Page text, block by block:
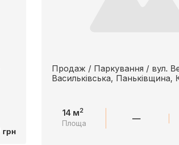
грн
Продаж / Паркування / вул.
Васильківська, Паньківщина,
14 м2
Площа —